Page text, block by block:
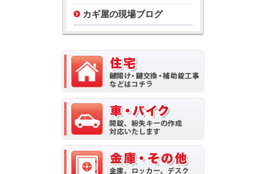
カギ屋の現場ブログ